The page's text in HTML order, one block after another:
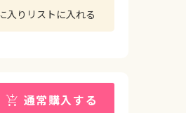
入りリストに入れる
通常購入する